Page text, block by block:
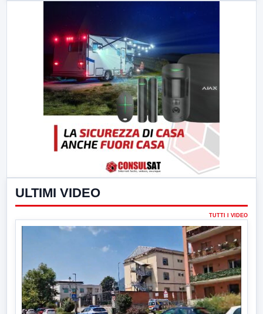
ULTIMI VIDEO
TUTTI I VIDEO